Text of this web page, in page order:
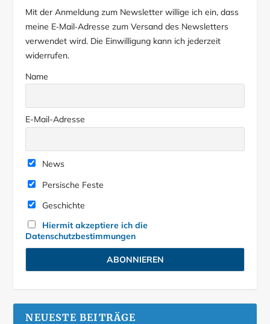
Mit der Anmeldung zum Newsletter willige ich ein, dass
meine E‑Mail‑Adresse zum Versand des Newsletters
verwendet wird. Die Einwilligung kann ich jederzeit
widerrufen.
Name
E-Mail-Adresse
News
Persische Feste
Geschichte
Hiermit akzeptiere ich die
Datenschutzbestimmungen
NEUESTE BEITRÄGE